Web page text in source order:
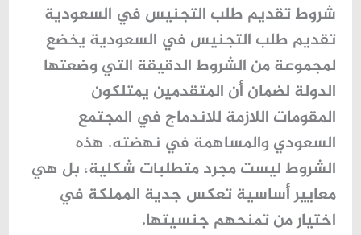
شروط تقديم طلب التجنيس في السعودية
تقديم طلب التجنيس في السعودية يخضع
لمجموعة من الشروط الدقيقة التي وضعتها
الدولة لضمان أن المتقدمين يمتلكون
المقومات اللازمة للاندماج في المجتمع
السعودي والمساهمة في نهضته. هذه
الشروط ليست مجرد متطلبات شكلية، بل هي
معايير أساسية تعكس جدية المملكة في
اختيار من تمنحهم جنسيتها.